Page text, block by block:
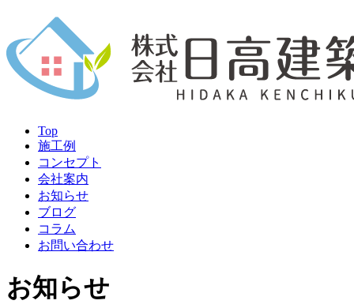
Top
施工例
コンセプト
会社案内
お知らせ
ブログ
コラム
お問い合わせ
お知らせ